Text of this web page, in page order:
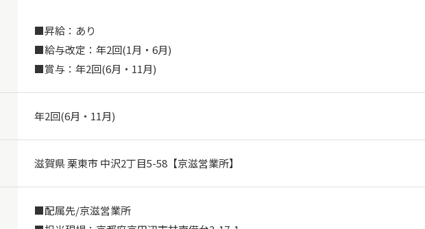
■昇給：あり
■給与改定：年2回(1月・6月)
■賞与：年2回(6月・11月)
年2回(6月・11月)
滋賀県 栗東市 中沢2丁目5-58【京滋営業所】
■配属先/京滋営業所